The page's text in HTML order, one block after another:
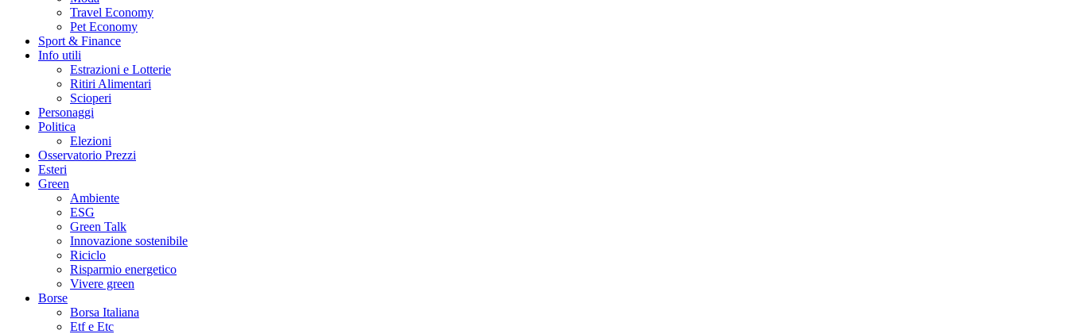
Travel Economy
Pet Economy
Sport & Finance
Info utili
Estrazioni e Lotterie
Ritiri Alimentari
Scioperi
Personaggi
Politica
Elezioni
Osservatorio Prezzi
Esteri
Green
Ambiente
ESG
Green Talk
Innovazione sostenibile
Riciclo
Risparmio energetico
Vivere green
Borse
Borsa Italiana
Etf e Etc